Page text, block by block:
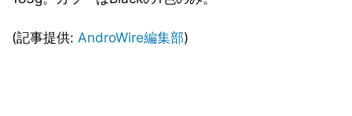
(記事提供: AndroWire編集部)